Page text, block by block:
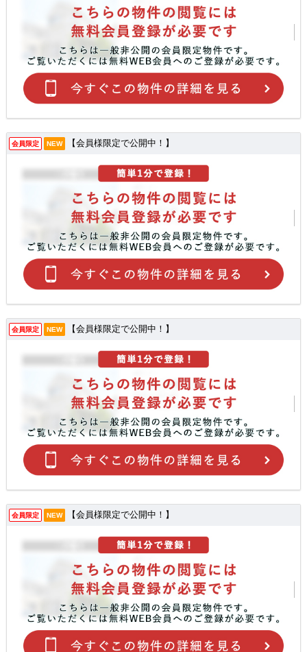
会員限定 NEW 【会員様限定で公開中！】
会員限定 NEW 【会員様限定で公開中！】
会員限定 NEW 【会員様限定で公開中！】